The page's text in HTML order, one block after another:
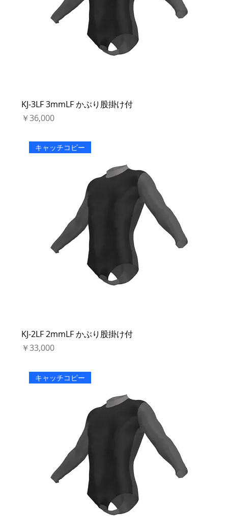
KJ-3LF 3mmLF かぶり股掛け付
価格
￥36,000
キャッチコピー
KJ-2LF 2mmLF かぶり股掛け付
価格
￥33,000
キャッチコピー